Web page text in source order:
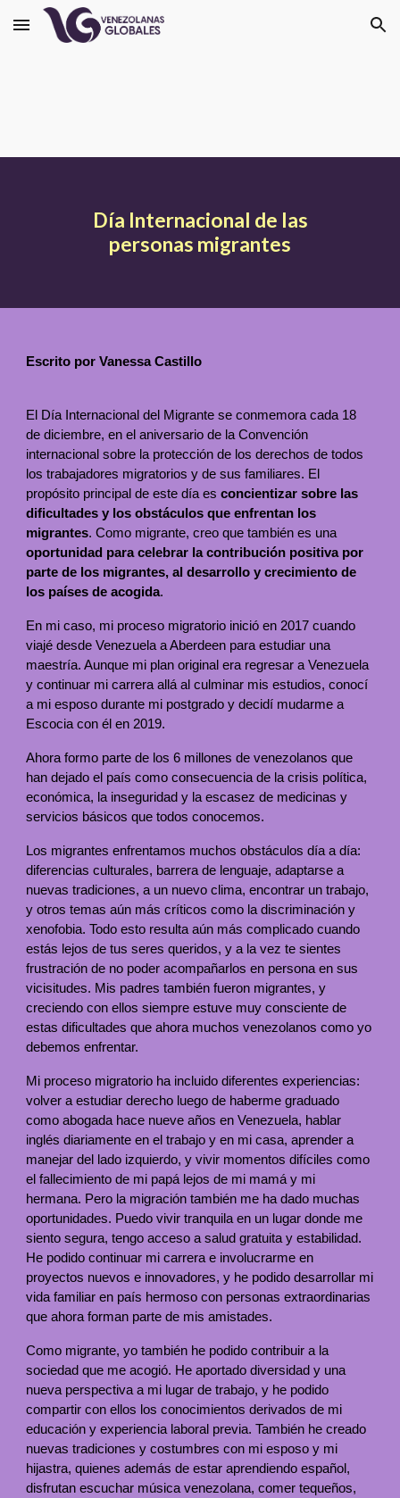
Skip to main content Skip to navigation
Día Internacional de las
personas migrantes
Escrito por Vanessa Castillo
El Día Internacional del Migrante se conmemora cada 18
de diciembre, en el aniversario de la Convención
internacional sobre la protección de los derechos de todos
los trabajadores migratorios y de sus familiares. El
propósito principal de este día esconcientizar sobre las
dificultades y los obstáculos que enfrentan los
migrantes. Como migrante, creo que también es una
oportunidad para celebrar la contribución positiva por
parte de los migrantes, al desarrollo y crecimiento de
los países de acogida.
En mi caso, mi proceso migratorio inició en 2017 cuando
viajé desde Venezuela a Aberdeen para estudiar una
maestría. Aunque mi plan original era regresar a Venezuela
y continuar mi carrera allá al culminar mis estudios, conocí
a mi esposo durante mi postgrado y decidí mudarme a
Escocia con él en 2019.
Ahora formo parte de los 6 millones de venezolanos que
han dejado el país como consecuencia de la crisis política,
económica, la inseguridad y la escasez de medicinas y
servicios básicos que todos conocemos.
Los migrantes enfrentamos muchos obstáculos día a día:
diferencias culturales, barrera de lenguaje, adaptarse a
nuevas tradiciones, a un nuevo clima, encontrar un trabajo,
y otros temas aún más críticos como la discriminación y
xenofobia. Todo esto resulta aún más complicado cuando
estás lejos de tus seres queridos, y a la vez te sientes
frustración de no poder acompañarlos en persona en sus
vicisitudes. Mis padres también fueron migrantes, y
creciendo con ellos siempre estuve muy consciente de
estas dificultades que ahora muchos venezolanos como yo
debemos enfrentar.
Mi proceso migratorio ha incluido diferentes experiencias:
volver a estudiar derecho luego de haberme graduado
como abogada hace nueve años en Venezuela, hablar
inglés diariamente en el trabajo y en mi casa, aprender a
manejar del lado izquierdo, y vivir momentos difíciles como
el fallecimiento de mi papá lejos de mi mamá y mi
hermana. Pero la migración también me ha dado muchas
oportunidades. Puedo vivir tranquila en un lugar donde me
siento segura, tengo acceso a salud gratuita y estabilidad.
He podido continuar mi carrera e involucrarme en
proyectos nuevos e innovadores, y he podido desarrollar mi
vida familiar en país hermoso con personas extraordinarias
que ahora forman parte de mis amistades.
Como migrante, yo también he podido contribuir a la
sociedad que me acogió. He aportado diversidad y una
nueva perspectiva a mi lugar de trabajo, y he podido
compartir con ellos los conocimientos derivados de mi
educación y experiencia laboral previa. También he creado
nuevas tradiciones y costumbres con mi esposo y mi
hijastra, quienes además de estar aprendiendo español,
disfrutan escuchar música venezolana, comer tequeños,